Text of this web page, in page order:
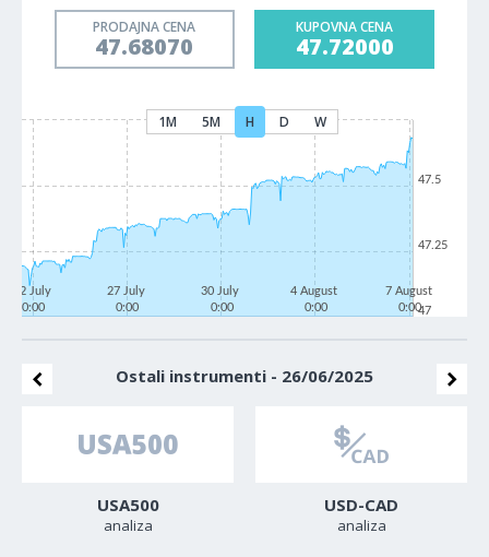
PRODAJNA CENA
47.68070
KUPOVNA CENA
47.72000
1M 5M H D W
22 July
0:00
27 July
0:00
30 July
0:00
4 August
0:00
7 August
0:0047
47.25
47.5
Ostali instrumenti - 26/06/2025
USA500
analiza
USD-CAD
analiza